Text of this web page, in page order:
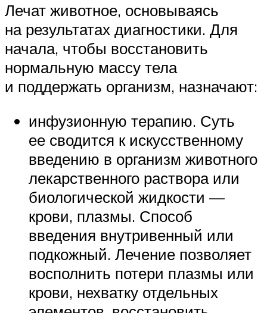
Лечат животное, основываясь
на результатах диагностики. Для
начала, чтобы восстановить
нормальную массу тела
и поддержать организм, назначают:
инфузионную терапию. Суть
ее сводится к искусственному
введению в организм животного
лекарственного раствора или
биологической жидкости —
крови, плазмы. Способ
введения внутривенный или
подкожный. Лечение позволяет
восполнить потери плазмы или
крови, нехватку отдельных